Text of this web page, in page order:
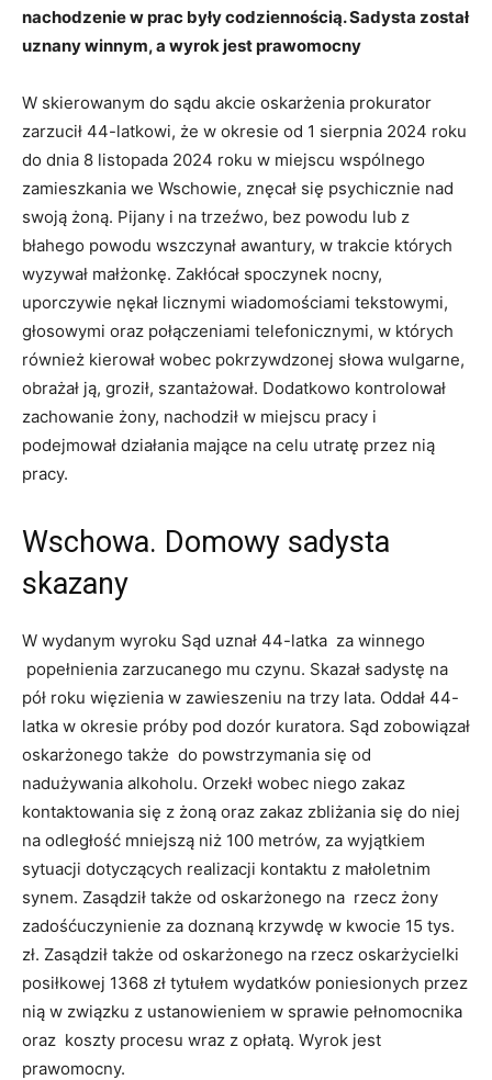
nachodzenie w prac były codziennością. Sadysta został
uznany winnym, a wyrok jest prawomocny
W skierowanym do sądu akcie oskarżenia prokurator
zarzucił 44-latkowi, że w okresie od 1 sierpnia 2024 roku
do dnia 8 listopada 2024 roku w miejscu wspólnego
zamieszkania we Wschowie, znęcał się psychicznie nad
swoją żoną. Pijany i na trzeźwo, bez powodu lub z
błahego powodu wszczynał awantury, w trakcie których
wyzywał małżonkę. Zakłócał spoczynek nocny,
uporczywie nękał licznymi wiadomościami tekstowymi,
głosowymi oraz połączeniami telefonicznymi, w których
również kierował wobec pokrzywdzonej słowa wulgarne,
obrażał ją, groził, szantażował. Dodatkowo kontrolował
zachowanie żony, nachodził w miejscu pracy i
podejmował działania mające na celu utratę przez nią
pracy.
Wschowa. Domowy sadysta
skazany
W wydanym wyroku Sąd uznał 44-latka za winnego
popełnienia zarzucanego mu czynu. Skazał sadystę na
pół roku więzienia w zawieszeniu na trzy lata. Oddał 44-
latka w okresie próby pod dozór kuratora. Sąd zobowiązał
oskarżonego także do powstrzymania się od
nadużywania alkoholu. Orzekł wobec niego zakaz
kontaktowania się z żoną oraz zakaz zbliżania się do niej
na odległość mniejszą niż 100 metrów, za wyjątkiem
sytuacji dotyczących realizacji kontaktu z małoletnim
synem. Zasądził także od oskarżonego na rzecz żony
zadośćuczynienie za doznaną krzywdę w kwocie 15 tys.
zł. Zasądził także od oskarżonego na rzecz oskarżycielki
posiłkowej 1368 zł tytułem wydatków poniesionych przez
nią w związku z ustanowieniem w sprawie pełnomocnika
oraz koszty procesu wraz z opłatą. Wyrok jest
prawomocny.